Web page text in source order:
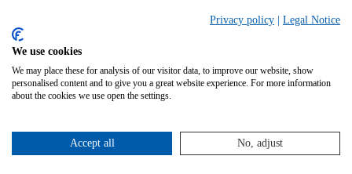
Quem Somos
Empresa
Redes Sociais
Serviço
Privacy policy Legal Notice
We use cookies
We may place these for analysis of our visitor data, to improve our website, show
personalised content and to give you a great website experience. For more information
about the cookies we use open the settings.
Accept all No, adjust